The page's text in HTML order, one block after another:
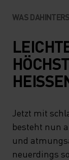
WAS
Jetzt mit
besteht nun
und
neuerdings